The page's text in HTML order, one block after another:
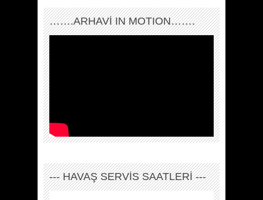
…….ARHAVI IN MOTION…….
--- HAVAŞ SERVİS SAATLERİ ---